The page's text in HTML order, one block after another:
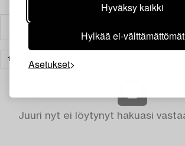
Hyväksy kaikki
Hylkää ei-välttämättömät
Asetukset
100 YEARS WITH SVENSKT TENN
Juuri nyt ei löytynyt hakuasi